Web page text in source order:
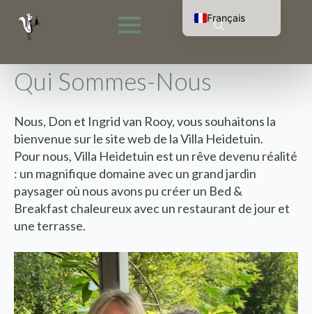
Qui Sommes-Nous
Nous, Don et Ingrid van Rooy, vous souhaitons la
bienvenue sur le site web de la Villa Heidetuin.
Pour nous, Villa Heidetuin est un rêve devenu réalité
: un magnifique domaine avec un grand jardin
paysager où nous avons pu créer un Bed &
Breakfast chaleureux avec un restaurant de jour et
une terrasse.
Français
Nederlands
Deutsch